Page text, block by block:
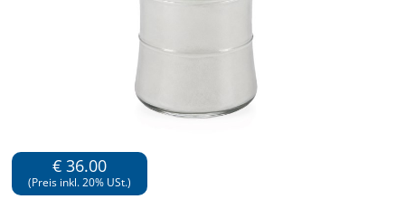
€ 36.00
(Preis inkl. 20% USt.)